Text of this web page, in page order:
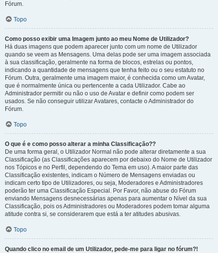
Fórum.
Topo
Como posso exibir uma Imagem junto ao meu Nome de Utilizador?
Há duas imagens que podem aparecer junto com um nome de Utilizador
quando se veem as Mensagens. Uma delas pode ser uma imagem associada
à sua classificação, geralmente na forma de blocos, estrelas ou pontos,
indicando a quantidade de mensagens que tenha feito ou o seu estatuto no
Fórum. Outra, geralmente uma imagem maior, é conhecida como um Avatar,
que é normalmente única ou pertencente a cada Utilizador. Cabe ao
Administrador permitir ou não o uso de Avatar e definir como podem ser
usados. Se não conseguir utilizar Avatares, contacte o Administrador do
Fórum.
Topo
O que é e como posso alterar a minha Classificação??
De uma forma geral, o Utilizador Normal não pode alterar diretamente a sua
Classificação (as Classificações aparecem por debaixo do Nome de Utilizador
nos Tópicos e no Perfil, dependendo do Tema em uso). A maior parte das
Classificação existentes, indicam o Número de Mensagens enviadas ou
indicam certo tipo de Utilizadores, ou seja, Moderadores e Administradores
poderão ter uma Classificação Especial. Por Favor, não abuse do Fórum
enviando Mensagens desnecessárias apenas para aumentar o Nível da sua
Classificação, pois os Administradores ou Moderadores podem tomar alguma
atitude contra si, se considerarem que está a ter atitudes abusivas.
Topo
Quando clico no email de um Utilizador, pede-me para ligar no fórum?!